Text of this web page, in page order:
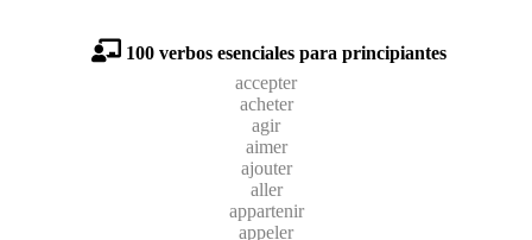
100 verbos esenciales para principiantes
accepter
acheter
agir
aimer
ajouter
aller
appartenir
appeler